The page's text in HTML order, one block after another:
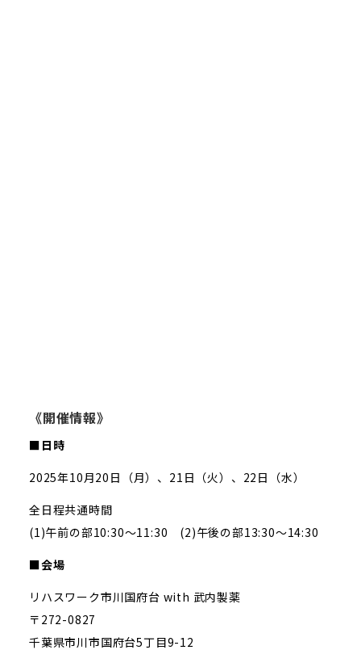
《開催情報》
■日時
2025年10月20日（月）、21日（火）、22日（水）
全日程共通時間
(1)午前の部10:30～11:30 (2)午後の部13:30～14:30
■会場
リハスワーク市川国府台 with 武内製薬
〒272-0827
千葉県市川市国府台5丁目9-12